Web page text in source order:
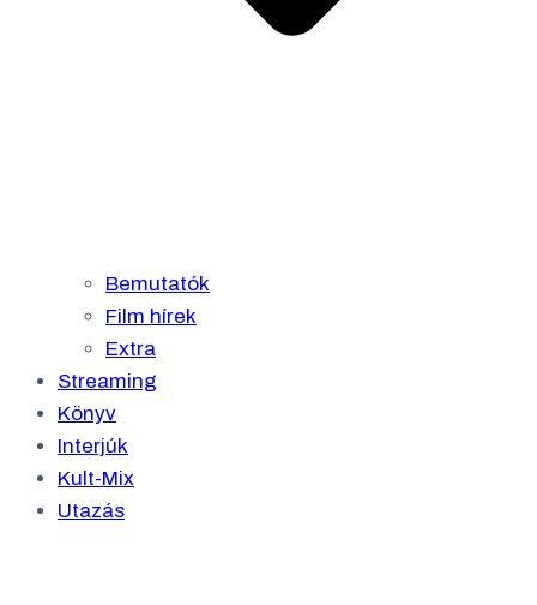
Bemutatók
Film hírek
Extra
Streaming
Könyv
Interjúk
Kult-Mix
Utazás